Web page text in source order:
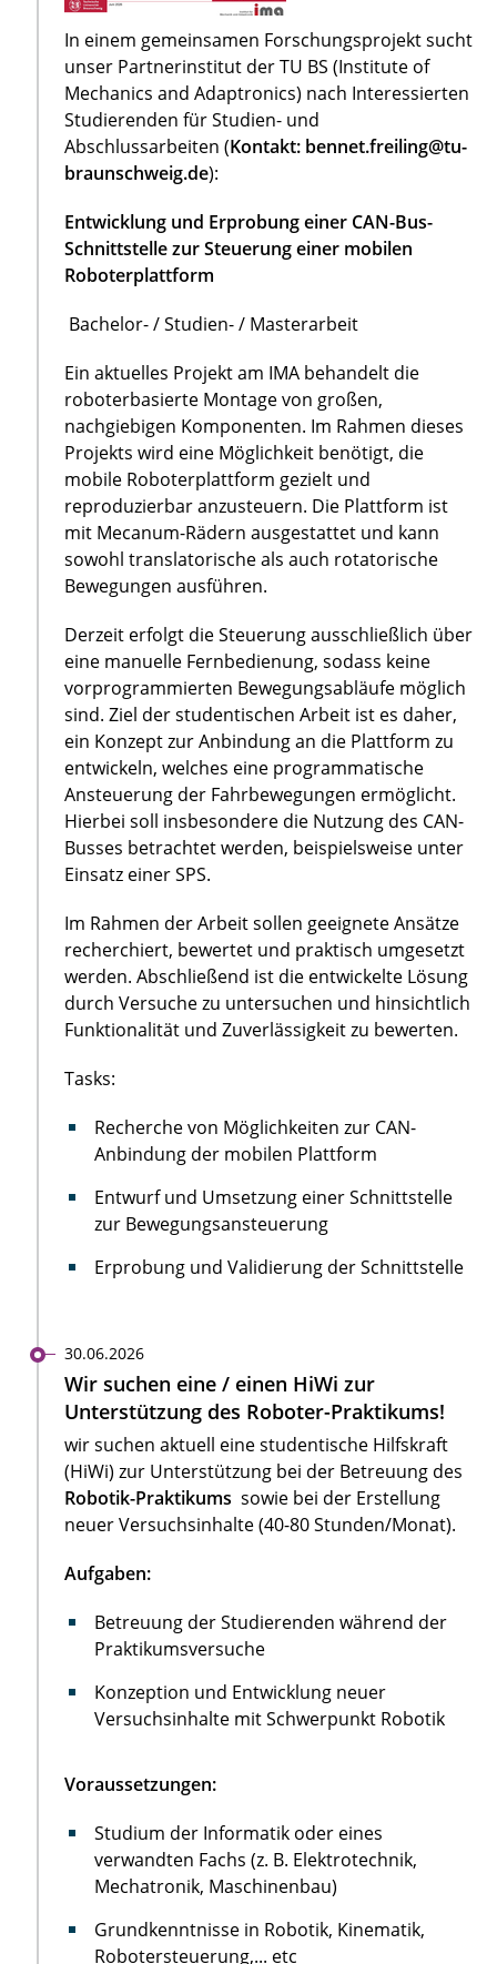
In einem gemeinsamen Forschungsprojekt sucht
unser Partnerinstitut der TU BS (Institute of
Mechanics and Adaptronics) nach Interessierten
Studierenden für Studien- und
Abschlussarbeiten (Kontakt: bennet.freiling@tu-
braunschweig.de):
Entwicklung und Erprobung einer CAN-Bus-
Schnittstelle zur Steuerung einer mobilen
Roboterplattform
Bachelor- / Studien- / Masterarbeit
Ein aktuelles Projekt am IMA behandelt die
roboterbasierte Montage von großen,
nachgiebigen Komponenten. Im Rahmen dieses
Projekts wird eine Möglichkeit benötigt, die
mobile Roboterplattform gezielt und
reproduzierbar anzusteuern. Die Plattform ist
mit Mecanum-Rädern ausgestattet und kann
sowohl translatorische als auch rotatorische
Bewegungen ausführen.
Derzeit erfolgt die Steuerung ausschließlich über
eine manuelle Fernbedienung, sodass keine
vorprogrammierten Bewegungsabläufe möglich
sind. Ziel der studentischen Arbeit ist es daher,
ein Konzept zur Anbindung an die Plattform zu
entwickeln, welches eine programmatische
Ansteuerung der Fahrbewegungen ermöglicht.
Hierbei soll insbesondere die Nutzung des CAN-
Busses betrachtet werden, beispielsweise unter
Einsatz einer SPS.
Im Rahmen der Arbeit sollen geeignete Ansätze
recherchiert, bewertet und praktisch umgesetzt
werden. Abschließend ist die entwickelte Lösung
durch Versuche zu untersuchen und hinsichtlich
Funktionalität und Zuverlässigkeit zu bewerten.
Tasks:
Recherche von Möglichkeiten zur CAN-
Anbindung der mobilen Plattform
Entwurf und Umsetzung einer Schnittstelle
zur Bewegungsansteuerung
Erprobung und Validierung der Schnittstelle
30.06.2026
Wir suchen eine / einen HiWi zur
Unterstützung des Roboter-Praktikums!
wir suchen aktuell eine studentische Hilfskraft
(HiWi) zur Unterstützung bei der Betreuung des
Robotik-Praktikums sowie bei der Erstellung
neuer Versuchsinhalte (40-80 Stunden/Monat).
Aufgaben:
Betreuung der Studierenden während der
Praktikumsversuche
Konzeption und Entwicklung neuer
Versuchsinhalte mit Schwerpunkt Robotik
Voraussetzungen:
Studium der Informatik oder eines
verwandten Fachs (z. B. Elektrotechnik,
Mechatronik, Maschinenbau)
Grundkenntnisse in Robotik, Kinematik,
Robotersteuerung,... etc